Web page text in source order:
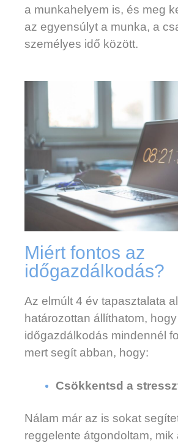
a munkahelyem is, és meg
az egyensúlyt a munka, a
személyes idő között.
Miért fontos az
időgazdálkodás?
Az elmúlt 4 év tapasztalata
határozottan állíthatom,
időgazdálkodás mindennél
mert segít abban, hogy:
Csökkentsd a
Nálam már az is sokat
reggelente átgondoltam, mik